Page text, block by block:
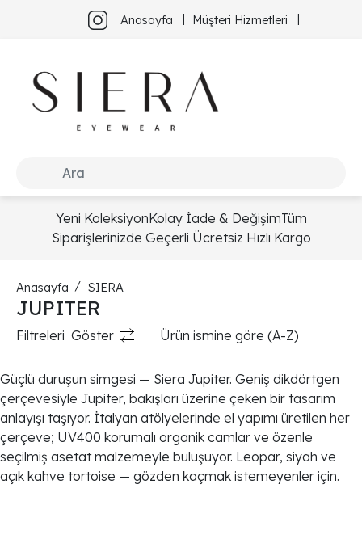
Anasayfa Müşteri Hizmetleri
Yeni KoleksiyonKolay İade & DeğişimTüm
Siparişlerinizde Geçerli Ücretsiz Hızlı Kargo
Anasayfa SIERA
JUPITER
Filtreleri Göster Ürün ismine göre (A-Z)
Güçlü duruşun simgesi — Siera Jupiter. Geniş dikdörtgen
çerçevesiyle Jupiter, bakışları üzerine çeken bir tasarım
anlayışı taşıyor. İtalyan atölyelerinde el yapımı üretilen her
çerçeve; UV400 korumalı organik camlar ve özenle
seçilmiş asetat malzemeyle buluşuyor. Leopar, siyah ve
açık kahve tortoise — gözden kaçmak istemeyenler için.